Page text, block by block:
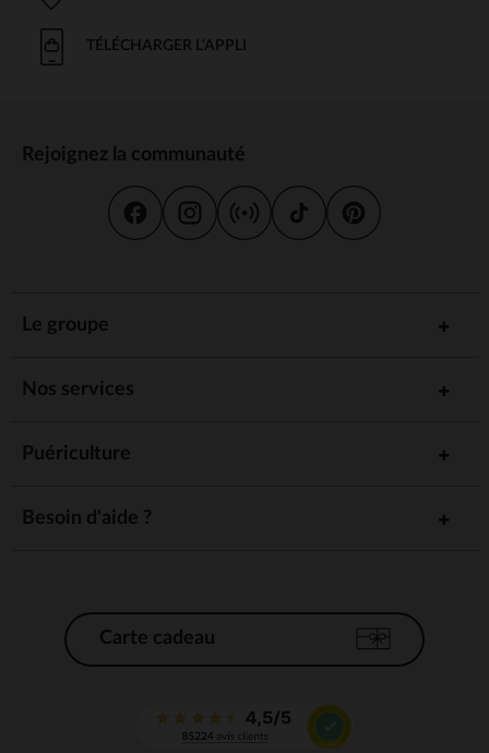
TÉLÉCHARGER L'APPLI
Rejoignez la communauté
Le groupe
Nos services
Puériculture
Besoin d'aide ?
Carte cadeau